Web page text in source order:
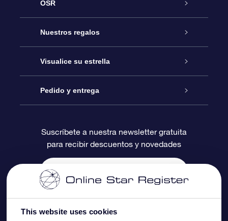
This website uses cookies
OSR
Atención
Contáctanos
Blog
Reseñas
Nuestros regalos
Regalo Estrella Online
Paquete de Regalo OSR
Tarjeta de Regalo OSR
Regalos empresariales
Visualice su estrella
Registro estelar
Página de Estrella Personalizada
Un Millón de Estrellas
Pedido y entrega
Información de Pago
Información de Envío
Suscríbete a nuestra newsletter gratuita
para recibir descuentos y novedades